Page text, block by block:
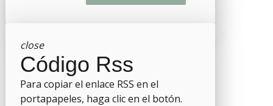
close
Código Rss
Para copiar el enlace RSS en el
portapapeles, haga clic en el botón.